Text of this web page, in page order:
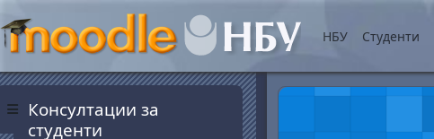
Side panel
НБУ Студенти
Blocks
Консултации за
студенти